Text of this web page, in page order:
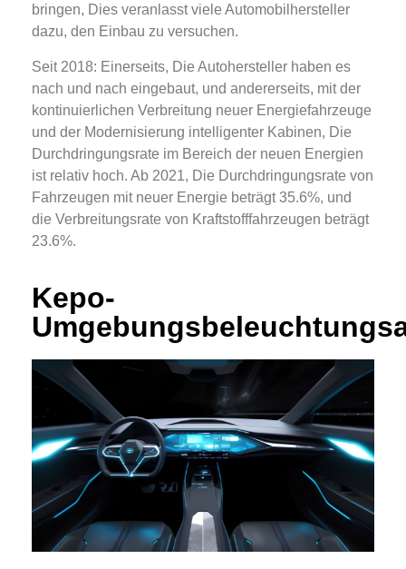
bringen, Dies veranlasst viele Automobilhersteller
dazu, den Einbau zu versuchen.
Seit 2018: Einerseits, Die Autohersteller haben es
nach und nach eingebaut, und andererseits, mit der
kontinuierlichen Verbreitung neuer Energiefahrzeuge
und der Modernisierung intelligenter Kabinen, Die
Durchdringungsrate im Bereich der neuen Energien
ist relativ hoch. Ab 2021, Die Durchdringungsrate von
Fahrzeugen mit neuer Energie beträgt 35.6%, und
die Verbreitungsrate von Kraftstofffahrzeugen beträgt
23.6%.
Kepo-